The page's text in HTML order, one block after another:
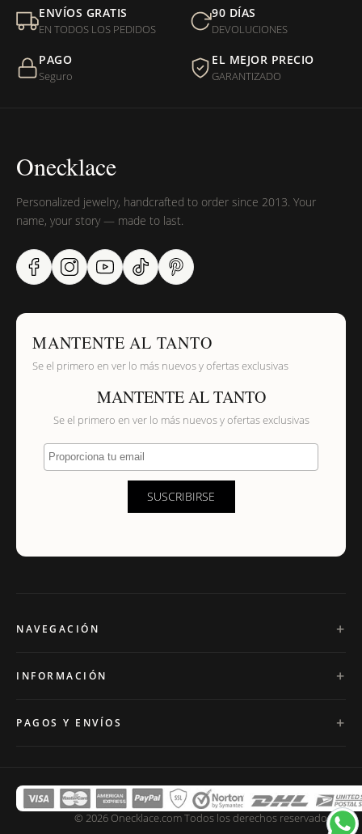
Mi orden fue devuelta por USPS, ¿qué hago para que sea
entregada?
¿Sus productos son libres de níquel?
ENVÍOS GRATIS
EN TODOS LOS PEDIDOS
90 DÍAS
DEVOLUCIONES
PAGO
Seguro
EL MEJOR PRECIO
GARANTIZADO
Onecklace
Personalized jewelry, handcrafted to order since 2013. Your
name, your story — made to last.
MANTENTE AL TANTO
Se el primero en ver lo más nuevos y ofertas exclusivas
MANTENTE AL TANTO
Se el primero en ver lo más nuevos y ofertas exclusivas
Proporciona tu email
SUSCRIBIRSE
NAVEGACIÓN
INFORMACIÓN
PAGOS Y ENVÍOS
© 2026 Onecklace.com Todos los derechos reservados